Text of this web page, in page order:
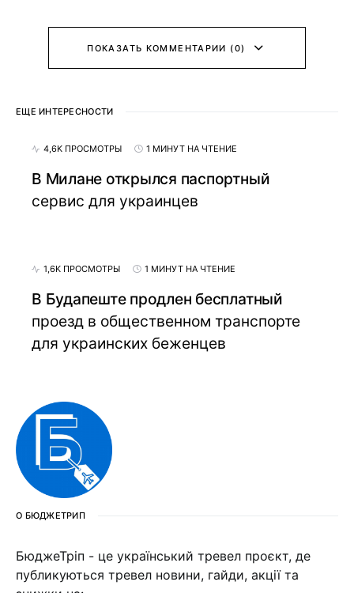
ПОКАЗАТЬ КОММЕНТАРИИ (0)
ЕЩЕ ИНТЕРЕСНОСТИ
4,6K ПРОСМОТРЫ 1 МИНУТ НА ЧТЕНИЕ
В Милане открылся паспортный
сервис для украинцев
1,6K ПРОСМОТРЫ 1 МИНУТ НА ЧТЕНИЕ
В Будапеште продлен бесплатный
проезд в общественном транспорте
для украинских беженцев
О БЮДЖЕТРИП
БюджеТріп - це український тревел проєкт, де
публикуються тревел новини, гайди, акції та